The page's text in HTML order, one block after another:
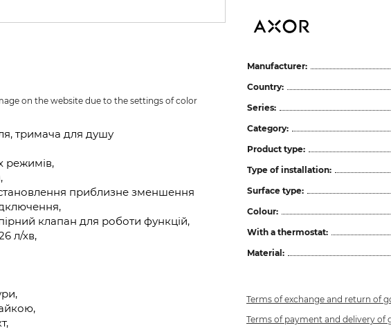
on the website due to the settings of color
тримача для душу
режимів,
приблизне зменшення
клапан для роботи функцій,
л/хв,
Manufacturer:
Country:
Series:
Category:
Product type:
Type of installation:
Surface type:
Colour:
With a thermostat:
Material:
Terms of exchange and return of
Terms of payment and delivery of